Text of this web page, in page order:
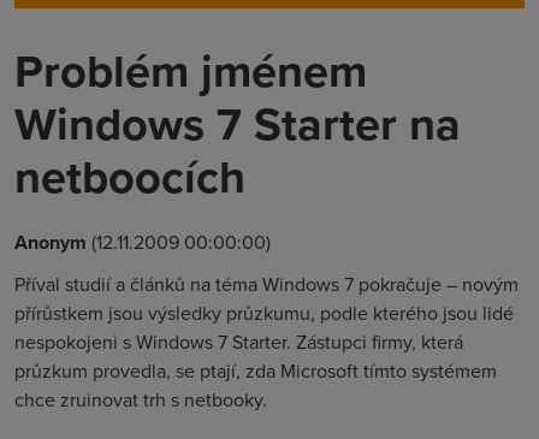
Problém jménem
Windows 7 Starter na
netboocích
Anonym (12.11.2009 00:00:00)
Příval studií a článků na téma Windows 7 pokračuje – novým
přírůstkem jsou výsledky průzkumu, podle kterého jsou lidé
nespokojeni s Windows 7 Starter. Zástupci firmy, která
průzkum provedla, se ptají, zda Microsoft tímto systémem
chce zruinovat trh s netbooky.